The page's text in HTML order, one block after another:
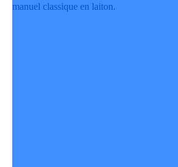
manuel classique en laiton.